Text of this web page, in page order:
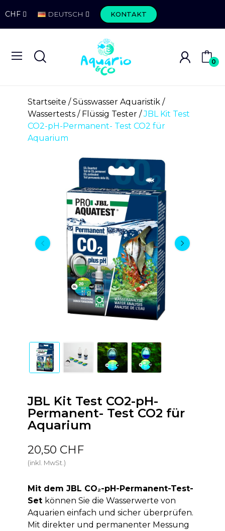
CHF DEUTSCH KONTAKT
0
Startseite
Süsswasser Aquaristik
Wassertests
Flüssig Tester
JBL Kit Test
CO2-pH-Permanent- Test CO2 für
Aquarium
JBL Kit Test CO2-pH-
Permanent- Test CO2 für
Aquarium
20,50 CHF
(inkl. MwSt.)
Mit dem JBL CO₂-pH-Permanent-Test-
Set können Sie die Wasserwerte von
Aquarien einfach und sicher überprüfen.
Mit direkter und permanenter Messung